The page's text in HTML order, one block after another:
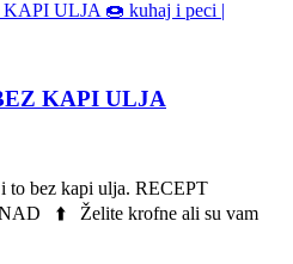
KAPI ULJA
to bez kapi ulja. RECEPT
⬆️ Želite krofne ali su vam